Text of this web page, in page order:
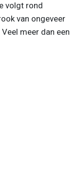
volgt rond
van ongeveer
meer dan een